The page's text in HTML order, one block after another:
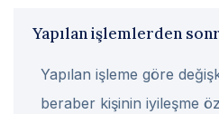
Yapılan işlemlerden
Yapılan işleme göre
beraber kişinin iyileşme